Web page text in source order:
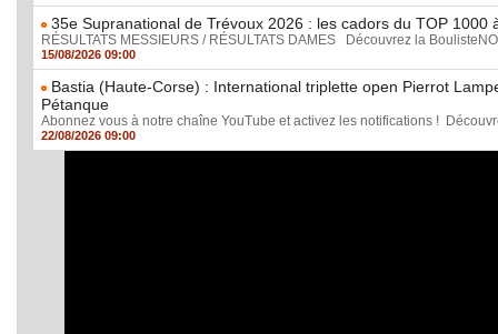
35e Supranational de Trévoux 2026 : les cadors du TOP 1000
RÉSULTATS MESSIEURS / RÉSULTATS DAMES Découvrez la
15/08/2026 09:00
Bastia (Haute-Corse) : International triplette open Pierrot
Pétanque
Abonnez vous à notre chaîne YouTube et activez les notifications !
22/08/2026 09:00